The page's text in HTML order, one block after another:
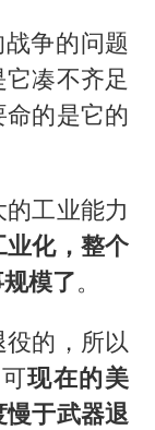
争的问题
凑不齐足
的是它的
工业能力
化，整个
模了。
的，所以
现在的美
于武器退